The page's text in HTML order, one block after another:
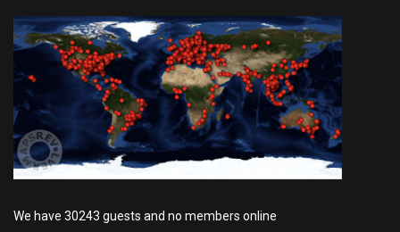
We have 30243 guests and no members online